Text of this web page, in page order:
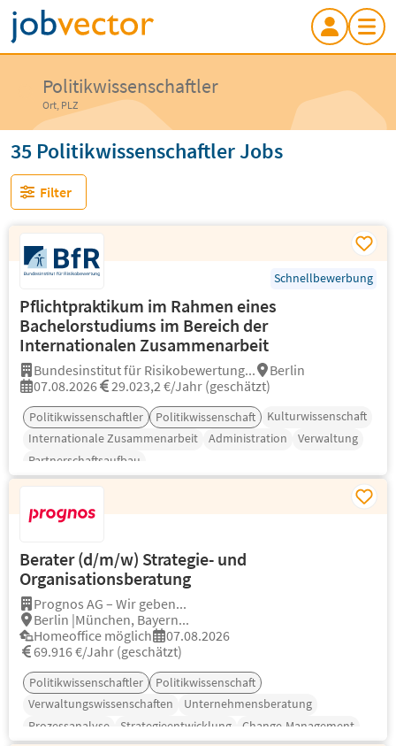
Politikwissenschaftler
Ort, PLZ
35 Politikwissenschaftler Jobs
Filter
Schnellbewerbung
Pflichtpraktikum im Rahmen eines
Bachelorstudiums im Bereich der
Internationalen Zusammenarbeit
Bundesinstitut für Risikobewertung...
Berlin
07.08.2026
29.023,2 €/Jahr (geschätzt)
Politikwissenschaftler Politikwissenschaft
Kulturwissenschaft
Internationale Zusammenarbeit
Administration
Verwaltung
Partnerschaftsaufbau
Berater (d/m/w) Strategie- und
Organisationsberatung
Prognos AG – Wir geben...
Berlin |München, Bayern...
Homeoffice möglich
07.08.2026
69.916 €/Jahr (geschätzt)
Politikwissenschaftler
Politikwissenschaft
Verwaltungswissenschaften
Unternehmensberatung
Prozessanalyse
Strategieentwicklung Change-Management